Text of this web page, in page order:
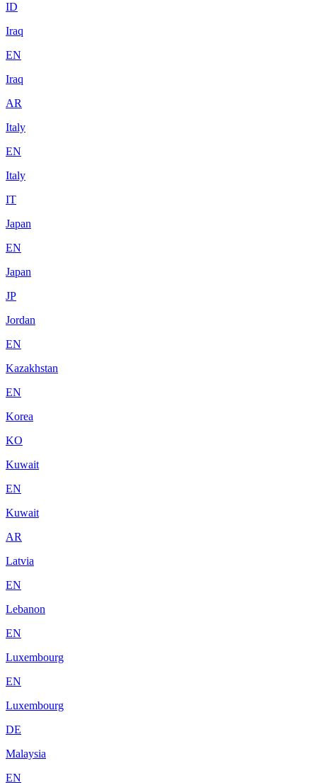
ID
Iraq
EN
Iraq
AR
Italy
EN
Italy
IT
Japan
EN
Japan
JP
Jordan
EN
Kazakhstan
EN
Korea
KO
Kuwait
EN
Kuwait
AR
Latvia
EN
Lebanon
EN
Luxembourg
EN
Luxembourg
DE
Malaysia
EN